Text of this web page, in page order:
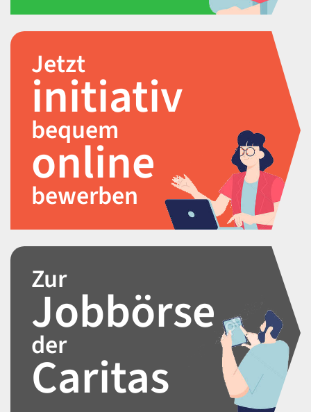
Jetzt
initiativ
bequem
online
bewerben
Zur
Jobbörse
der
Caritas